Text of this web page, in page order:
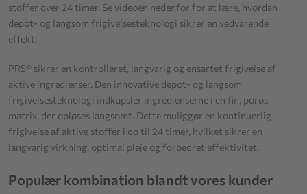
stoffer over 24 timer. Se videoen nedenfor for at lære, hvordan
depot- og langsom frigivelsesteknologi sikrer en vedvarende
effekt.
PRS® sikrer en kontrolleret, langvarig og ensartet frigivelse af
aktive ingredienser. Den innovative depot- og langsom
frigivelsesteknologi indkapsler ingredienserne i en fin, porøs
matrix, der opløses langsomt. Dette muliggør en kontinuerlig
frigivelse af aktive stoffer i op til 24 timer, hvilket sikrer en
langvarig virkning, optimal pleje og forbedret effektivitet.
Populær kombination blandt vores kunder